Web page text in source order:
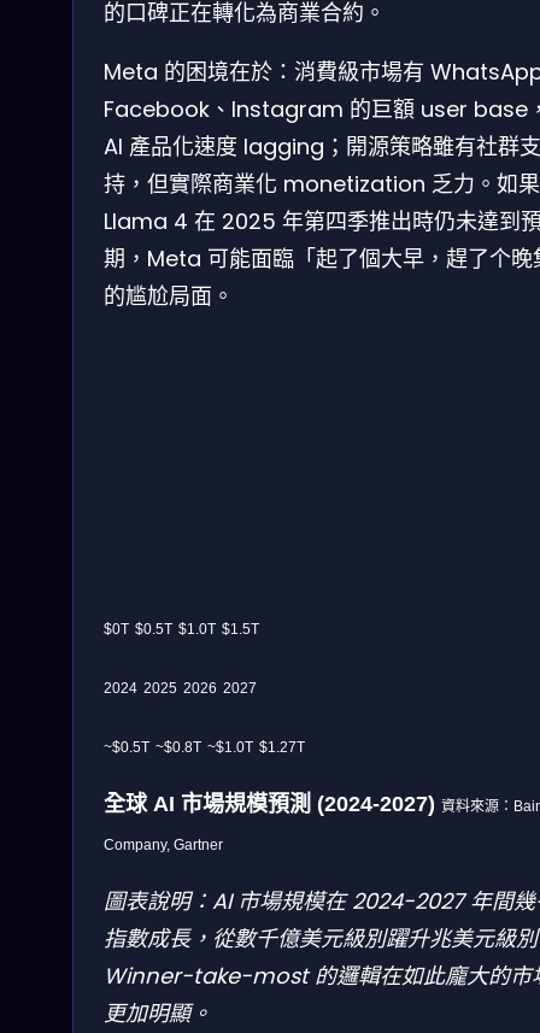
的口碑正在轉化為商業合約。
Meta 的困境在於：消費級市場有
Facebook、Instagram 的巨額 user base
AI 產品化速度 lagging；開源策略雖有社群支
持，但實際商業化 monetization 乏力。如果
Llama 4 在 2025 年第四季推出時仍未達到
期，Meta 可能面臨「起了個大早，趕了个晚
的尴尬局面。
$0T $0.5T $1.0T $1.5T
2024 2025 2026 2027
~$0.5T ~$0.8T ~$1.0T $1.27T
全球 AI 市場規模預測 (2024-2027) 資料來源：
Company, Gartner
圖表說明：AI 市場規模在 2024-2027 年間
指數成長，從數千億美元級別躍升兆美元級
Winner-take-most 的邏輯在如此龐大的市
更加明顯。